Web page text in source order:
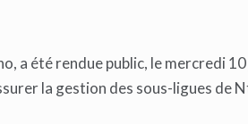
a été rendue public, le mercredi
la gestion des sous-ligues de